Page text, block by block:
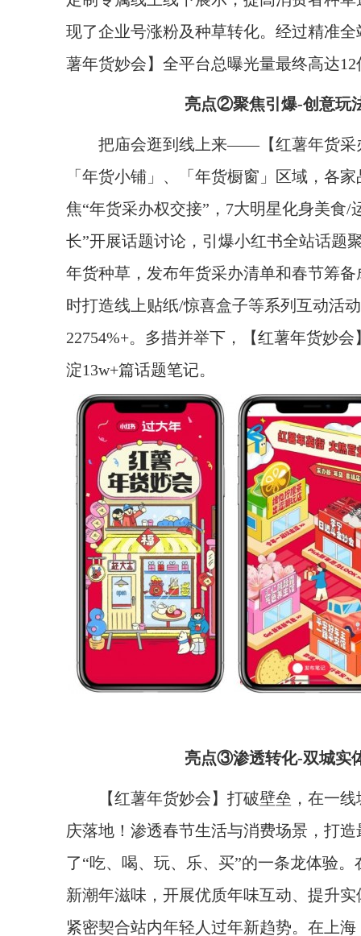
现了企业号涨粉及种草转化。经过精准
薯年货妙会】全平台总曝光量最终高达12
亮点②聚焦引爆-创意玩
把庙会逛到线上来——【红薯年货采
「年货小铺」、「年货橱窗」区域，各
焦“年货采办权交接”，7大明星化身美食
长”开展话题讨论，引爆小红书全站话题
年货种草，发布年货采办清单和春节筹
时打造线上贴纸/惊喜盒子等系列互动活
22754%+。多措并举下，【红薯年货妙
淀13w+篇话题笔记。
亮点③渗透转化-双城实
【红薯年货妙会】打破壁垒，在一
庆落地！渗透春节生活与消费场景，打
了“吃、喝、玩、乐、买”的一条龙体验
新潮年滋味，开展优质年味互动、提升
紧密契合站内年轻人过年新趋势。在上